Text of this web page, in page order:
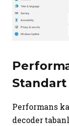
Standart
Performans
decoder